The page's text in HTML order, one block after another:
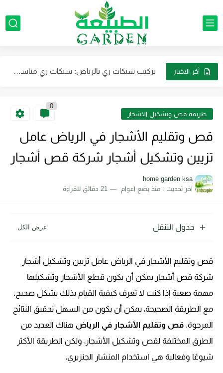
أخر الاخبار
تصميم مظلات حدائق خارجية للمنازل تصميم أشكال مظلات حدائق بالرياض
مظلات حدائق رخيصة في الرياض تركيب مظلات حدائق حديدية: الحلول...
تركيب مظلات أسطح المنازل بالرياض: إبداع وتنوع يضفيان لمسة فريدة...
شركة تنسيق حدائق بالرياض شركة رائدة في مجالها وتتميز بالاحترافية...
طريقة قص وتشكيل الاشجار
0
قص وتقليم الأشجار في الرياض عامل
تزيين وتشكيل أشجار شركة قص أشجار
home garden ksa
اخر تحديث : منذ بضع اعوام 21 دقائق للقراءة
جدول التنقل
قص وتقليم الأشجار في الرياض عامل تزيين وتشكيل أشجار
شركة قص أشجار يمكن أن يكون قطع الأشجار وتشكيلها
مهمة صعبة إذا كنت لا تعرف كيفية القيام بذلك بشكل صحيح.
مع الطريقة الصحيحة، يمكن أن يكون من السهل تحقيق النتائج
المرجوة. قص وتقليم الأشجار في الرياض هناك العديد من
الطرق المختلفة لقص وتشكيل الأشجار، ولكن الطريقة الأكثر
شيوعًا وفعالية هي استخدام المنشار الجنزيري.